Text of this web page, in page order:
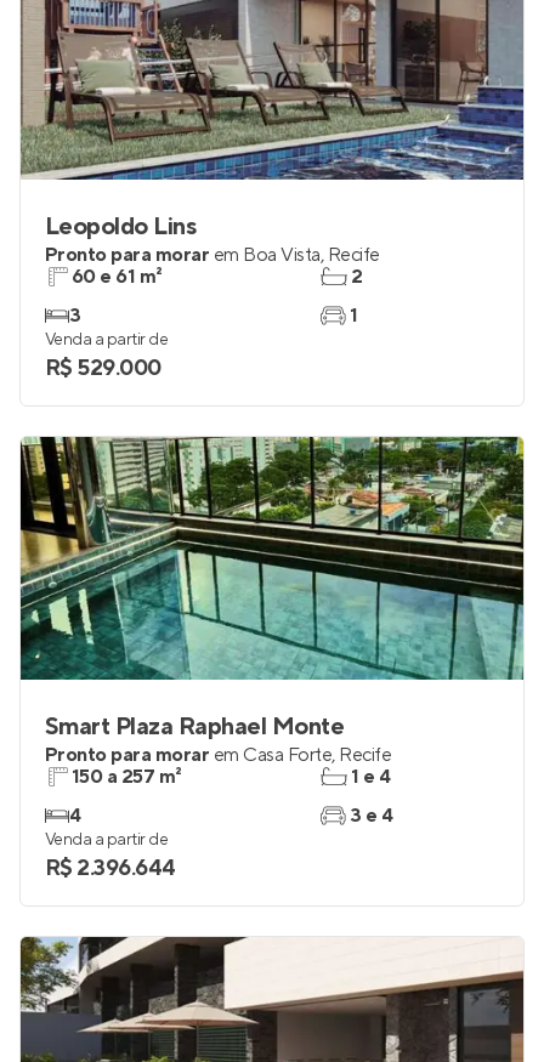
Leopoldo Lins
Pronto para morar em Boa Vista, Recife
60 e 61 m²
3
2
1
Venda a partir de
R$ 529.000
Smart Plaza Raphael Monte
Pronto para morar em Casa Forte, Recife
150 a 257 m²
4
1 e 4
3 e 4
Venda a partir de
R$ 2.396.644